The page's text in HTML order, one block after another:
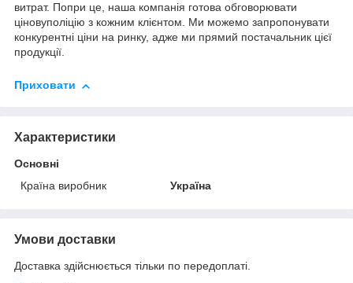
витрат. Попри це, наша компанія готова обговорювати
ціновуполіцію з кожним клієнтом. Ми можемо запропонувати
конкурентні ціни на ринку, адже ми прямий постачальник цієї
продукції.
Приховати
Характеристики
Основні
Країна виробник
Україна
Умови доставки
Доставка здійснюється тільки по передоплаті.